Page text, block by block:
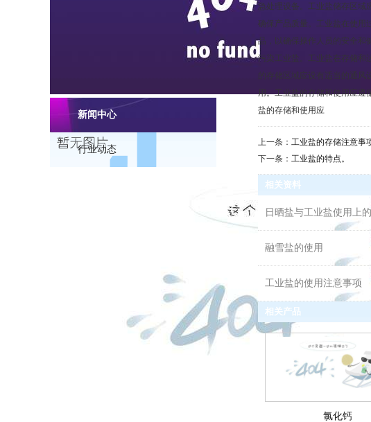
新闻中心
行业动态
急处理设备。工业盐储存区域
确保产品质量。工业盐在使用
品，以确保操作人员的安全和
污染工业盐。工业盐在存储和
的存储区域应设有适当的通风
用。工业盐的存储和使用应遵
盐的存储和使用应
上一条： 工业盐的存储注意事
下一条： 工业盐的特点。
相关资料
日晒盐与工业盐使用上
融雪盐的使用
工业盐的使用注意事项
相关产品
氯化钙